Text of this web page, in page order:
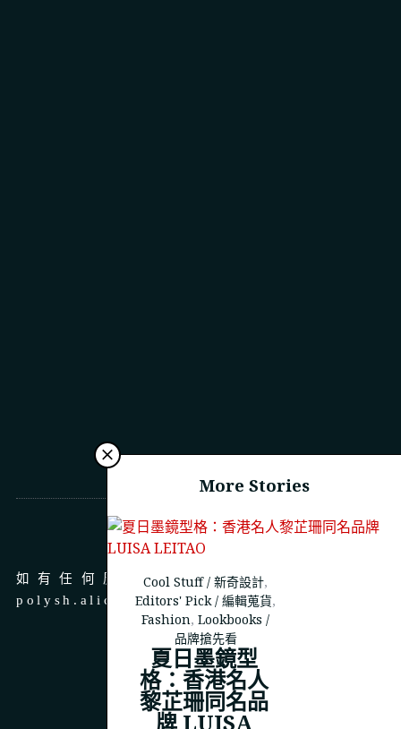
More Stories
Cool Stuff / 新奇設計,
Editors' Pick / 編輯蒐貨,
Fashion,Lookbooks /
品牌搶先看
夏日墨鏡型
格：香港名人
黎芷珊同名品
牌 LUISA
商務合作
如有任何廣告、商務合作，請 email 至
polysh.alice@gmail.com
© 2023THEPOLYSH.COM